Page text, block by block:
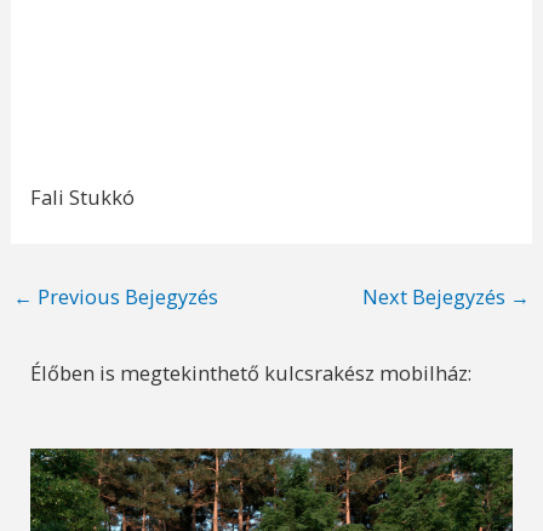
Fali Stukkó
Post
← Previous Bejegyzés Next Bejegyzés →
Élőben is megtekinthető kulcsrakész mobilház: